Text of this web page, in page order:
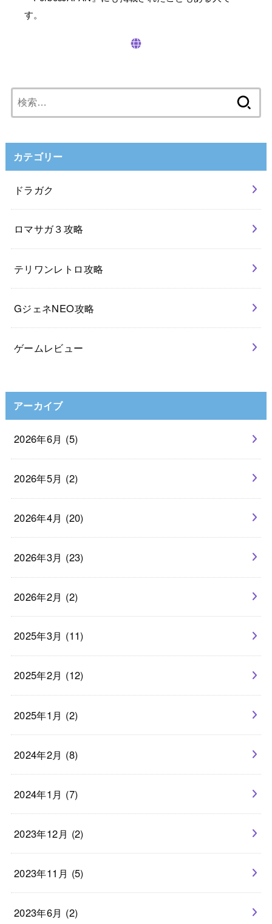
す。
索:
カテゴリー
ドラガク
ロマサガ３攻略
テリワンレトロ攻略
GジェネNEO攻略
ゲームレビュー
アーカイブ
2026年6月 (5)
2026年5月 (2)
2026年4月 (20)
2026年3月 (23)
2026年2月 (2)
2025年3月 (11)
2025年2月 (12)
2025年1月 (2)
2024年2月 (8)
2024年1月 (7)
2023年12月 (2)
2023年11月 (5)
2023年6月 (2)